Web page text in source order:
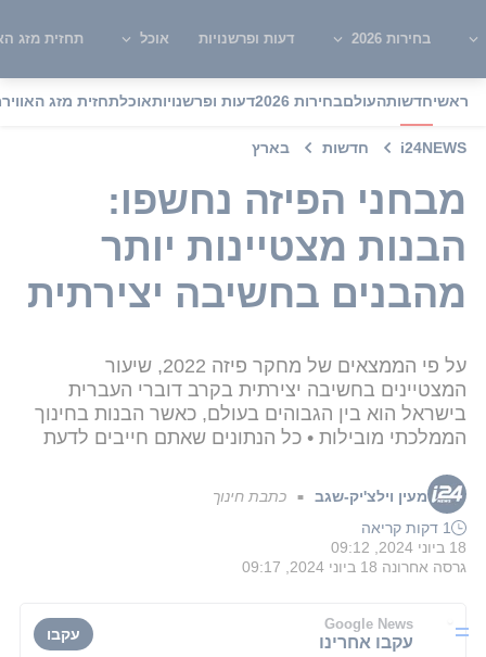
בחירות 2026 דעות ופרשנויות אוכל תחזית מזג
ראשיחדשותהעולםבחירות 2026 דעות ופרשנויותאוכלתחזית מזג האוויר
i24NEWS חדשות בארץ
מבחני הפיזה נחשפו:
הבנות מצטיינות יותר
מהבנים בחשיבה יצירתית
על פי הממצאים של מחקר פיזה 2022, שיעור
המצטיינים בחשיבה יצירתית בקרב דוברי העברית
בישראל הוא בין הגבוהים בעולם, כאשר הבנות בחינוך
הממלכתי מובילות • כל הנתונים שאתם חייבים לדעת
מעין וילצ'יק-שגב ■ כתבת חינוך
1 דקות קריאה
18 ביוני 2024, 09:12
גרסה אחרונה 18 ביוני 2024, 09:17
Google News
עקבו אחרינו עקבו